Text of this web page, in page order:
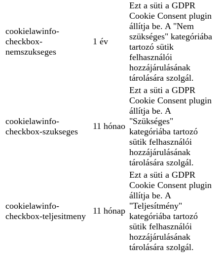
cookielawinfo-
checkbox-
nemszukseges
1 év
Ezt a süti a GDPR
Cookie Consent plugin
állítja be. A "Nem
szükséges" kategóriába
tartozó sütik
felhasználói
hozzájárulásának
tárolására szolgál.
cookielawinfo-
checkbox-szukseges
11 hónao
Ezt a süti a GDPR
Cookie Consent plugin
állítja be. A
"Szükséges"
kategóriába tartozó
sütik felhasználói
hozzájárulásának
tárolására szolgál.
cookielawinfo-
checkbox-teljesitmeny
11 hónap
Ezt a süti a GDPR
Cookie Consent plugin
állítja be. A
"Teljesítmény"
kategóriába tartozó
sütik felhasználói
hozzájárulásának
tárolására szolgál.